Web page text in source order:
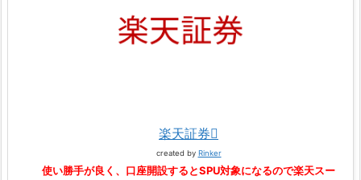
楽天証券
created by Rinker
使い勝手が良く、口座開設するとSPU対象になるので楽天スー